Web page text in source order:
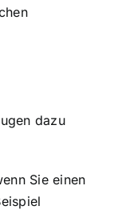
dazu
Sie einen